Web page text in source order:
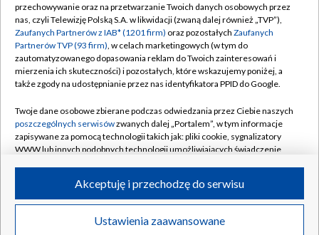
Abonament TVP
Emisja w TVP
Centrum informacji TVP
Naziemna Telewizja Cyfrowa
Rada Programowa
System NOS
Informacje o nadawcy
Program dla prasy
Regulamin TVP
Polityka prywatności
Moje zgody
Pomoc
Kontakt
Kanały
©2026 Telewizja Polska S.A. w likwidacji
przechowywanie oraz na przetwarzanie Twoich danych osobowych przez
nas, czyli Telewizję Polską S.A. w likwidacji (zwaną dalej również „TVP”),
Zaufanych Partnerów z IAB* (1201 firm) oraz pozostałych Zaufanych
Partnerów TVP (93 firm), w celach marketingowych (w tym do
zautomatyzowanego dopasowania reklam do Twoich zainteresowań i
mierzenia ich skuteczności) i pozostałych, które wskazujemy poniżej, a
także zgody na udostępnianie przez nas identyfikatora PPID do Google.
Twoje dane osobowe zbierane podczas odwiedzania przez Ciebie naszych
poszczególnych serwisówzwanych dalej „Portalem”, w tym informacje
zapisywane za pomocą technologii takich jak: pliki cookie, sygnalizatory
WWW lub innych podobnych technologii umożliwiających świadczenie
ruchu w Internecie.
Twoje dane osobowe zbierane podczas odwiedzania przez Ciebie
poszczególnych serwisówna Portalu, takie jak adresy IP, identyfikatory
Ustawienia zaawansowane
Akceptuję i przechodzę do serwisu